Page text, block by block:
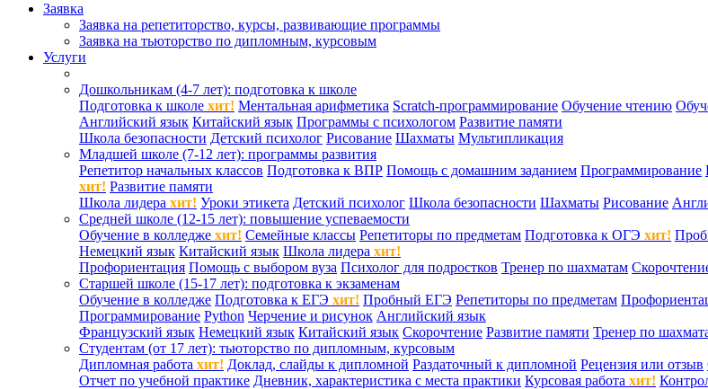
Заявка
Заявка на репетиторство, курсы, развивающие программы
Заявка на тьюторство по дипломным, курсовым
Услуги
Дошкольникам (4-7 лет): подготовка к школе
Подготовка к школе хит! Ментальная арифметика Scratch-программирование Обучение чтению
Английский язык Китайский язык Программы с психологом Развитие памяти
Школа безопасности Детский психолог Рисование Шахматы Мультипликация
Младшей школе (7-12 лет): программы развития
Репетитор начальных классов Подготовка к ВПР Помощь с домашним заданием Программирование
хит! Развитие памяти
Школа лидера хит! Уроки этикета Детский психолог Школа безопасности Шахматы Рисование
Средней школе (12-15 лет): повышение успеваемости
Обучение в колледже хит! Семейные классы Репетиторы по предметам Подготовка к ОГЭ хит!
Немецкий язык Китайский язык Школа лидера хит!
Профориентация Помощь с выбором вуза Психолог для подростков Тренер по шахматам
Старшей школе (15-17 лет): подготовка к экзаменам
Обучение в колледже Подготовка к ЕГЭ хит! Пробный ЕГЭ Репетиторы по предметам
Программирование Python Черчение и рисунок Английский язык
Французский язык Немецкий язык Китайский язык Скорочтение Развитие памяти Тренер по
Студентам (от 17 лет): тьюторство по дипломным, курсовым
Дипломная работа хит! Доклад, слайды к дипломной Раздаточный к дипломной Рецензия или отзыв
Отчет по учебной практике Дневник, характеристика с места практики Курсовая работа хит!